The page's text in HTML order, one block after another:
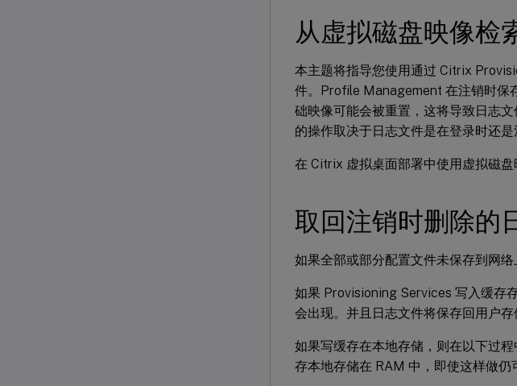
从虚拟磁盘映像检
本主题将指导您使用通过 Citrix
件。Profile Management 在注销时保
础映像可能会被重置，这将导致日志
的操作取决于日志文件是在登录时还是
在 Citrix 虚拟桌面部署中使用虚拟磁盘
取回注销时删除的
如果全部或部分配置文件未保存到网
如果 Provisioning Services 写入缓存
会出现。并且日志文件将保存回用户存
如果写缓存在本地存储，则在以下过
存本地存储在 RAM 中，即使这样做仍